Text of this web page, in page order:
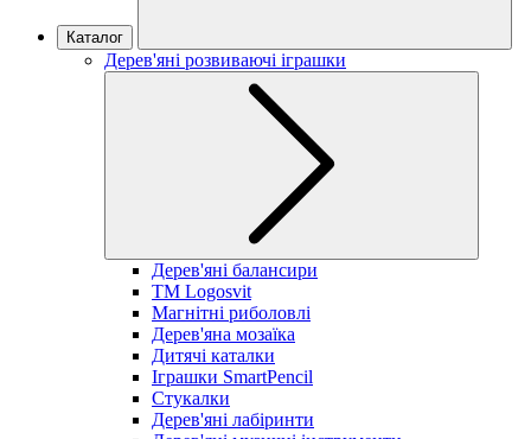
Каталог
Дерев'яні розвиваючі іграшки
Дерев'яні балансири
TM Logosvit
Магнітні риболовлі
Дерев'яна мозаїка
Дитячі каталки
Іграшки SmartPencil
Стукалки
Дерев'яні лабіринти